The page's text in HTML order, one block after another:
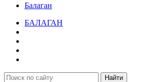
Балаган
БАЛАГАН
Найти